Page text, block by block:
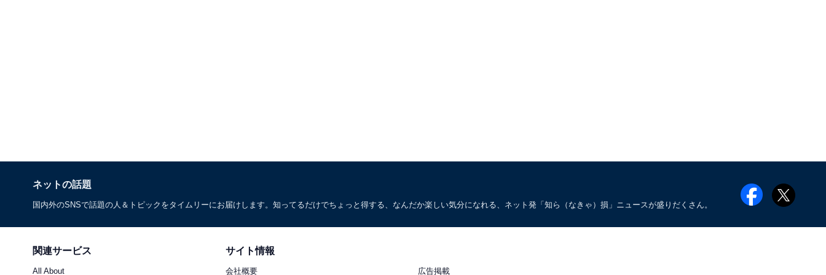
ネットの話題
国内外のSNSで話題の人＆トピックをタイムリーにお届けします。知ってるだけでちょっと得する、なんだか楽しい気分になれる、ネット発「知ら（なきゃ）損」ニュースが盛りだくさん。
関連サービス
All About
サイト情報
会社概要 広告掲載